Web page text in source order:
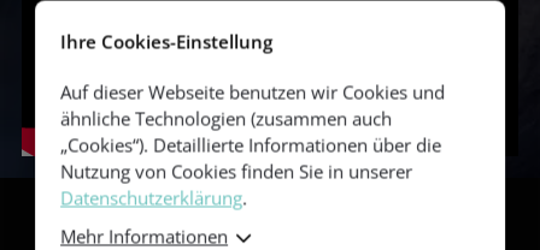
Folgen Sie uns
Ihre Cookies-Einstellung
Auf dieser Webseite benutzen wir Cookies und
ähnliche Technologien (zusammen auch
„Cookies“). Detaillierte Informationen über die
Nutzung von Cookies finden Sie in unserer
Datenschutzerklärung.
Mehr Informationen